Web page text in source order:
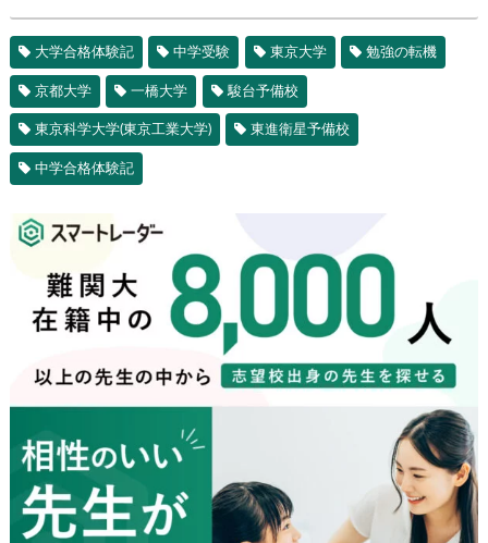
大学合格体験記 中学受験 東京大学 勉強の転機
京都大学 一橋大学 駿台予備校
東京科学大学(東京工業大学) 東進衛星予備校
中学合格体験記